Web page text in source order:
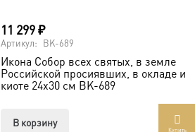
11 299₽
Артикул: BK-689
Икона Собор всех святых, в земле
Российской просиявших, в окладе и
киоте 24х30 см BK-689
В корзину
Купить